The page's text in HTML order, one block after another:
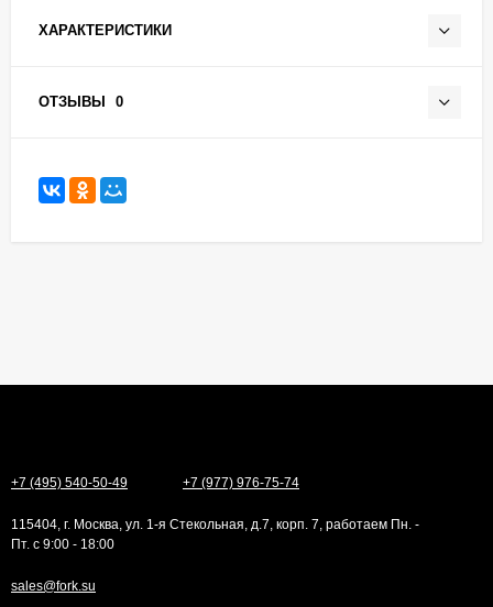
ХАРАКТЕРИСТИКИ
ОТЗЫВЫ 0
+7 (495) 540-50-49 +7 (977) 976-75-74
115404, г. Москва, ул. 1-я Стекольная, д.7, корп. 7, работаем Пн. -
Пт. с 9:00 - 18:00
sales@fork.su